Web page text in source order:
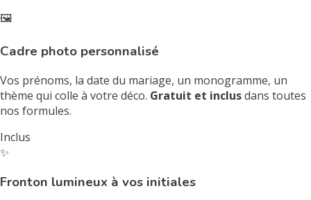
🖼️
Cadre photo personnalisé
Vos prénoms, la date du mariage, un monogramme, un
thème qui colle à votre déco. Gratuit et inclusdans toutes
nos formules.
Inclus
✨
Fronton lumineux à vos initiales